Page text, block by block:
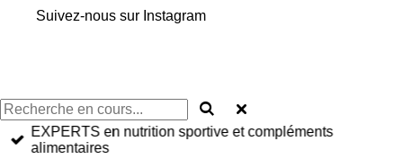
Suivez-nous sur Instagram
EXPERTS en nutrition sportive et compléments
alimentaires